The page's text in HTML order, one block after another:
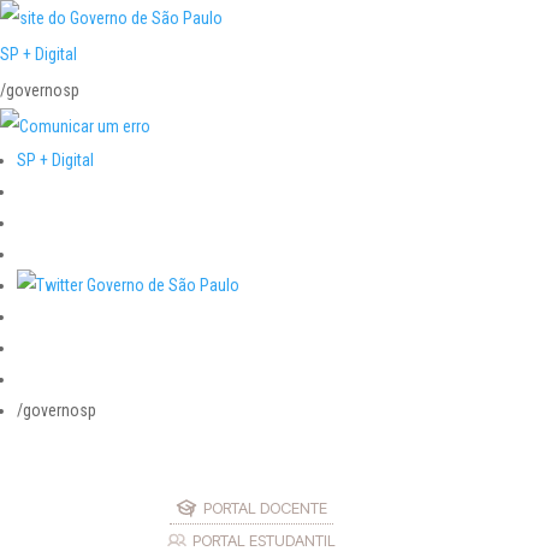
SP + Digital
/governosp
SP + Digital
/governosp
PORTAL DOCENTE
PORTAL ESTUDANTIL